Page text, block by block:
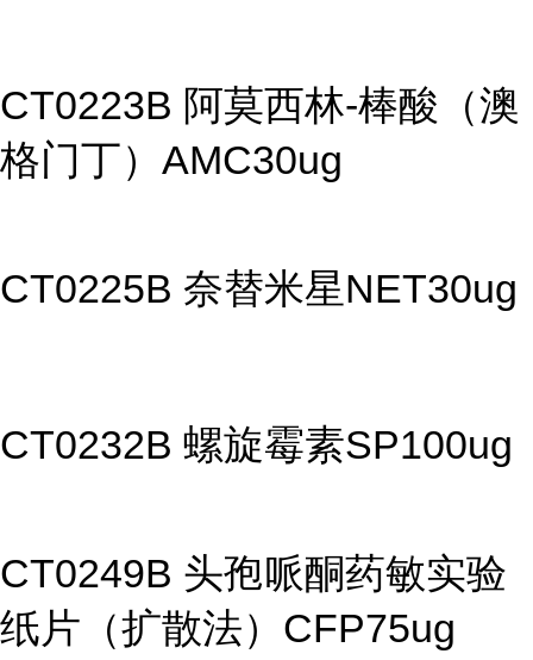
CT0223B 阿莫西林-棒酸（澳
格门丁）AMC30ug
CT0225B 奈替米星NET30ug
CT0232B 螺旋霉素SP100ug
CT0249B 头孢哌酮药敏实验
纸片（扩散法）CFP75ug